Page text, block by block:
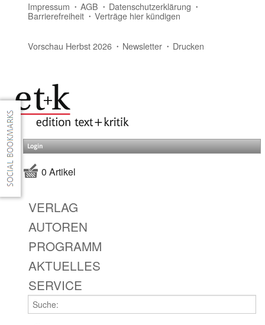
Impressum AGB Datenschutzerklärung
Barrierefreiheit Verträge hier kündigen
Vorschau Herbst 2026 Newsletter Drucken
Login
0 Artikel
VERLAG
AUTOREN
PROGRAMM
AKTUELLES
SERVICE